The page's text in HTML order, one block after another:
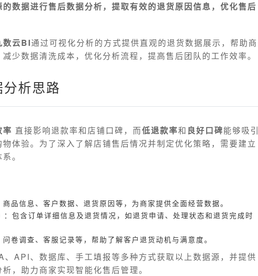
数据进行售后数据分析，提取有效的退货原因信息，优化售后
数云BI通过可视化分析的方式提供直观的退货数据展示，帮助商
少数据清洗成本，优化分析流程，提高售后团队的工作效率。
析思路
率 直接影响退款率和店铺口碑，而低退款率和 良好口碑能够吸引
体验。为了深入了解店铺售后情况并制定优化策略，需要建立
。
商品信息、客户数据、退货原因等，为商家提供全面经营数据。
：包含订单详细信息及退货情况，如退货申请、处理状态和退货完成时
问卷调查、客服记录等，帮助了解客户退货动机与满意度。
API、数据库、手工填报等多种方式获取以上数据源，并提供
，助力商家实现智能化售后管理。